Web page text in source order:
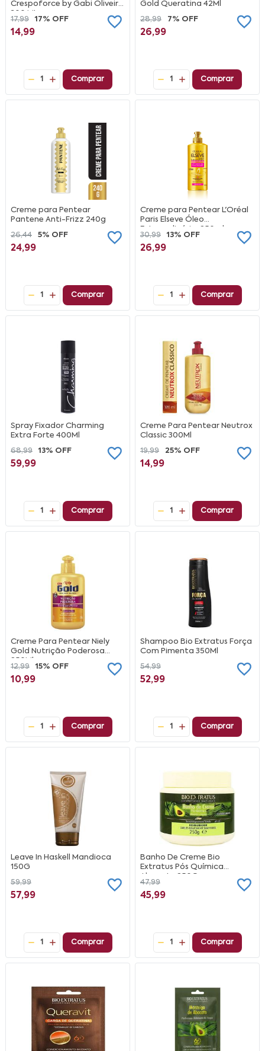
Crespoforce by Gabi Oliveira
300 ML
17,99 17% OFF
14,99
1 Comprar
Gold Queratina 42Ml
28,99
7% OFF
26,99
1 Comprar
Creme para Pentear
Pantene Anti-Frizz 240g
26,44
5% OFF
24,99
1 Comprar
Creme para Pentear L'Oréal
Paris Elseve Óleo
Extraordinário, 250ml
30,99 13% OFF
26,99
1 Comprar
Spray Fixador Charming
Extra Forte 400Ml
68,99
13% OFF
59,99
1 Comprar
Creme Para Pentear Neutrox
Classic 300Ml
19,99
25% OFF
14,99
1 Comprar
Creme Para Pentear Niely
Gold Nutrição Poderosa
250Ml
12,99 15% OFF
10,99
1 Comprar
Shampoo Bio Extratus Força
Com Pimenta 350Ml
54,99
52,99
1 Comprar
Leave In Haskell Mandioca
150G
59,99
57,99
1 Comprar
Banho De Creme Bio
Extratus Pós Química
Abacate 250G
47,99
45,99
1 Comprar